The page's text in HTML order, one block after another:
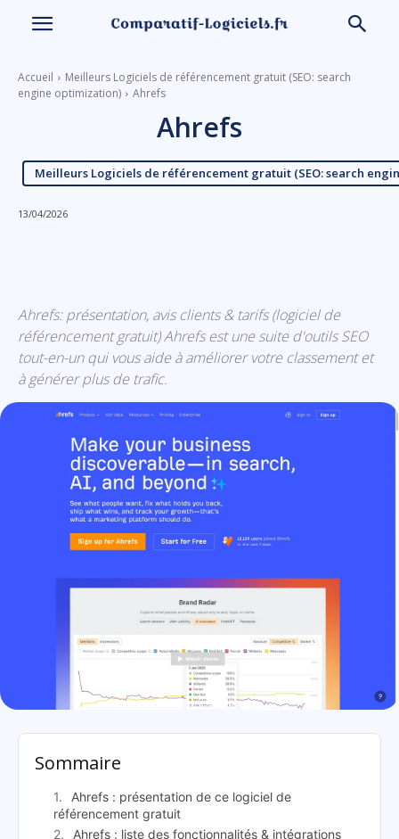
Accueil
Meilleurs Logiciels de référencement gratuit (SEO: search
engine optimization)
Ahrefs
Ahrefs
Meilleurs Logiciels de référencement gratuit (SEO: search
13/04/2026
Ahrefs: présentation, avis clients & tarifs (logiciel de
référencement gratuit) Ahrefs est une suite d'outils SEO
tout-en-un qui vous aide à améliorer votre classement et
à générer plus de trafic.
Ahrefs: présentation
Sommaire
Ahrefs : présentation de ce logiciel de
référencement gratuit
Ahrefs : liste des fonctionnalités & intégrations